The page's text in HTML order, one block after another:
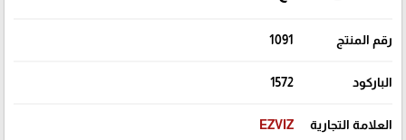
رقم المنتج 1091
الباركود 1572
العلامة التجارية EZVIZ